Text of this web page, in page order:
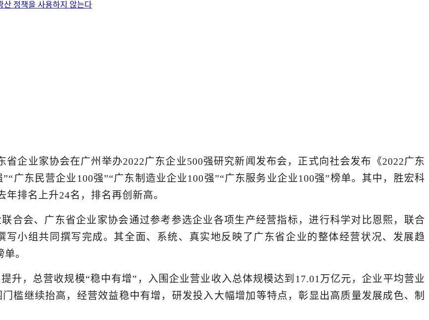
산 정책을 사용하지 않는다
企业家协会在广州举办2022广东企业500强研究新闻发布会，正式向社会发布《2022广东
广东民营企业100强”“广东制造业企业100强”“广东服务业企业100强”榜单。其中，胜宏科
排名上升24名，排名再创新高。
合会、广东省企业家协会通过参考参选企业各项生产经营指标，进行科学对比恩熙，联合
写小组共同撰写完成。其全面、系统、真实地反映了广东省企业的整体经营状况、发展趋
。
升，总营收规模“稳中有增”，入围企业营业收入总体规模达到17.01万亿元，企业平均营业
槛继续抬高，经营效益稳中有增，研发投入大幅增加等特点，彰显出高质量发展成色、制